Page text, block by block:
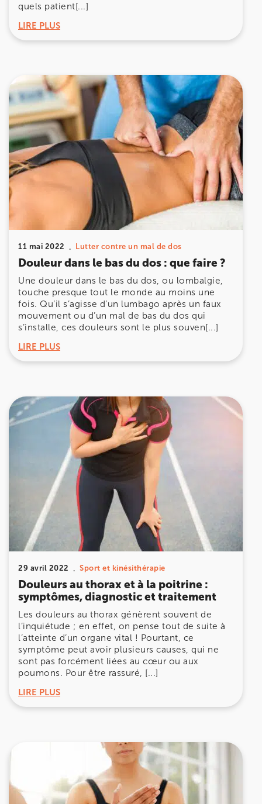
quels patient[...]
LIRE PLUS
11 mai 2022 Lutter contre un mal de dos
Douleur dans le bas du dos : que faire ?
Une douleur dans le bas du dos, ou lombalgie,
touche presque tout le monde au moins une
fois. Qu’il s’agisse d’un lumbago après un faux
mouvement ou d’un mal de bas du dos qui
s’installe, ces douleurs sont le plus souven[...]
LIRE PLUS
29 avril 2022 Sport et kinésithérapie
Douleurs au thorax et à la poitrine :
symptômes, diagnostic et traitement
Les douleurs au thorax génèrent souvent de
l’inquiétude ; en effet, on pense tout de suite à
l’atteinte d’un organe vital ! Pourtant, ce
symptôme peut avoir plusieurs causes, qui ne
sont pas forcément liées au cœur ou aux
poumons. Pour être rassuré, [...]
LIRE PLUS